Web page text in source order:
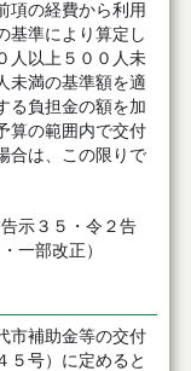
項の経費から利用
基準により算定し
人以上５００人未
未満の基準額を適
る負担金の額を加
算の範囲内で交付
合は、この限りで
示３５・令２告
一部改正）
市補助金等の交付
５号）に定めると